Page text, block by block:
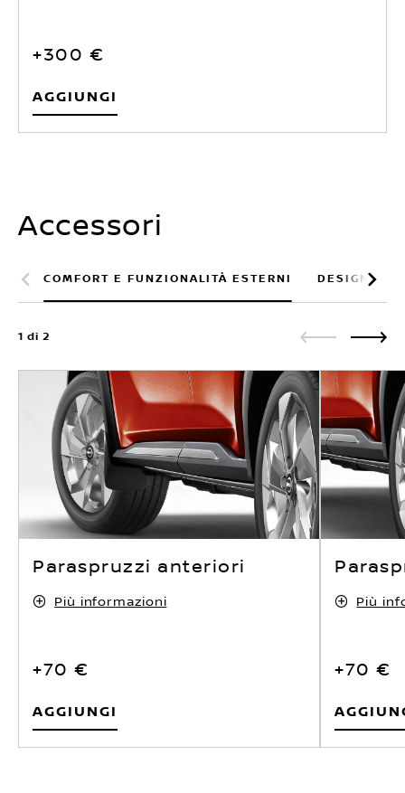
+300 €
Aggiungi
Accessori
COMFORT E FUNZIONALITÀ ESTERNI DESIGN
1 di 2
Paraspruzzi anteriori
Più informazioni
+70 €
Aggiungi
Più
+70 €